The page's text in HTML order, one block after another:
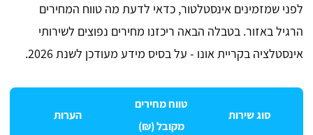
לפני שמזמינים אינסטלטור, כדאי לדעת מה טווח המחירים
הרגיל באזור. בטבלה הבאה ריכזנו מחירים נפוצים לשירותי
אינסטלציה בקריית אונו - על בסיס מידע מעודכן לשנת 2026.
סוג שירות
טווח מחירים
מקובל (₪)
הערות